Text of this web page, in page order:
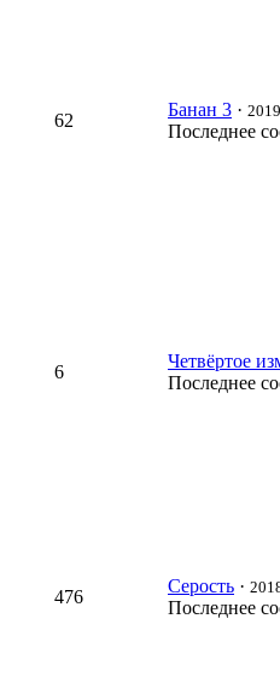
62
Банан 3 ·
Последнее
6
Четвёртое
Последнее
476
Серость ·
Последнее